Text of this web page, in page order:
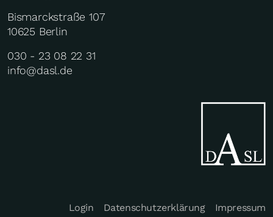
Bismarckstraße 107
10625 Berlin
030 - 23 08 22 31
info@dasl.de
Impressum
Datenschutzerklärung
Login